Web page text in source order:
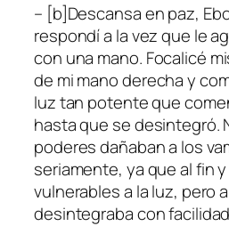
– [b]Descansa en paz,
respondí a la vez que le
con una mano. Focalicé
de mi mano derecha y
luz tan potente que
hasta que se desintegró.
poderes dañaban a los
seriamente, ya que al fin
vulnerables a la luz, pero
desintegraba con